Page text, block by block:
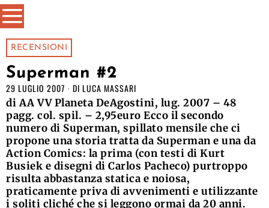
RECENSIONI
Superman #2
29 LUGLIO 2007 DI LUCA MASSARI
di AA VV Planeta DeAgostini, lug. 2007 – 48
pagg. col. spil. – 2,95euro Ecco il secondo
numero di Superman, spillato mensile che ci
propone una storia tratta da Superman e una da
Action Comics: la prima (con testi di Kurt
Busiek e disegni di Carlos Pacheco) purtroppo
risulta abbastanza statica e noiosa,
praticamente priva di avvenimenti e utilizzante
i soliti cliché che si leggono ormai da 20 anni.